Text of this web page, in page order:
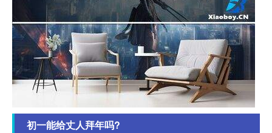
初一能给丈人拜年吗?